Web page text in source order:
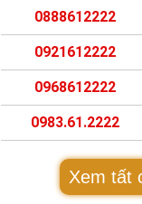
0888612222
0921612222
0968612222
0983.61.2222
Xem tất